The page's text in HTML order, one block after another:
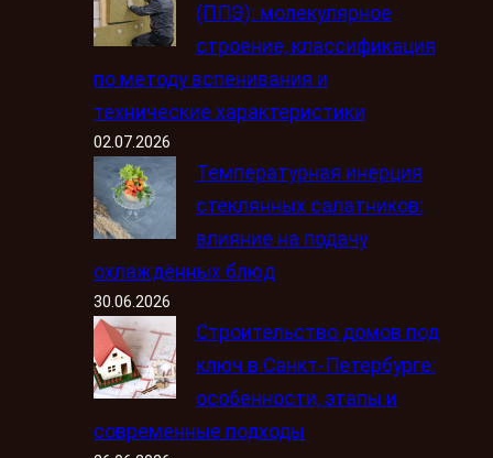
(ППЭ): молекулярное
строение, классификация
по методу вспенивания и
технические характеристики
02.07.2026
Температурная инерция
стеклянных салатников:
влияние на подачу
охлаждённых блюд
30.06.2026
Строительство домов под
ключ в Санкт-Петербурге:
особенности, этапы и
современные подходы